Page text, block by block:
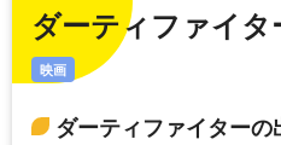
ダーティファイタ
映画
ダーティファイター